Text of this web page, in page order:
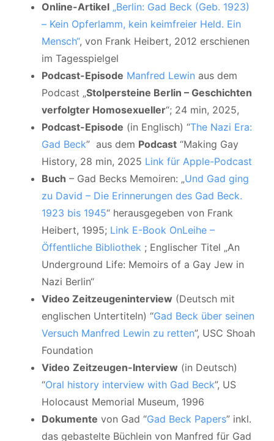
Online-Artikel „Berlin: Gad Beck (Geb. 1923)
– Kein Opferlamm, kein keimfreier Held. Ein
Mensch“, von Frank Heibert, 2012 erschienen
im Tagesspielgel
Podcast-Episode Manfred Lewin aus dem
Podcast „Stolpersteine Berlin – Geschichten
verfolgter Homosexueller“; 24 min, 2025,
Podcast-Episode (in Englisch) “The Nazi Era:
Gad Beck” aus dem Podcast “Making Gay
History, 28 min, 2025 Link für Apple-Podcast
Buch – Gad Becks Memoiren: „Und Gad ging
zu David – Die Erinnerungen des Gad Beck.
1923 bis 1945“ herausgegeben von Frank
Heibert, 1995; Link E-Book OnLeihe –
Öffentliche Bibliothek ; Englischer Titel „An
Underground Life: Memoirs of a Gay Jew in
Nazi Berlin“
Video Zeitzeugeninterview (Deutsch mit
englischen Untertiteln) “Gad Beck über seinen
Versuch Manfred Lewin zu retten”, USC Shoah
Foundation
Video Zeitzeugen-Interview (in Deutsch)
“Oral history interview with Gad Beck”, US
Holocaust Memorial Museum, 1996
Dokumente von Gad “Gad Beck Papers” inkl.
das gebastelte Büchlein von Manfred für Gad